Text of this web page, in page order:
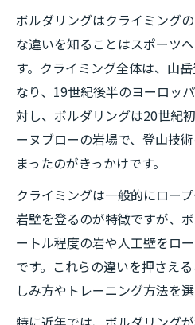
ボルダリングはクライミング
な違いを知ることはスポーツ
す。クライミング全体は、山
なり、19世紀後半のヨーロッ
対し、ボルダリングは20世紀
ーヌブローの岩場で、登山技
まったのがきっかけです。
クライミングは一般的にロー
岩壁を登るのが特徴ですが、
ートル程度の岩や人工壁をロ
です。これらの違いを押さえ
しみ方やトレーニング方法を